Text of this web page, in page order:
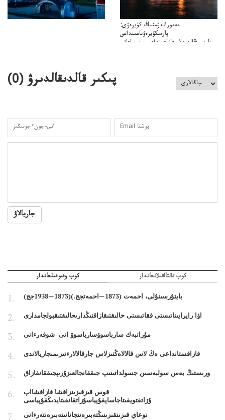
مەموراندۋمنىڭ كۇيرەۋى:
پارسكۇيرەۋىاعىنداعى
پارسى&الەمدشىعاناعىنداعىسىن ساعاتى
پىكىر قالدىقالدىرۋ (0
)
جاريالاۋ
كوپ وقىوقىلعاندار كوپ تالتالقىلانعاندار
بايتۇرسىنۇلى، احمەت (1873—احمەتجج.)(1873—1938جج)
اۋا رايرايىناتىستى ققاتىستى حالىقتىقازاقتىڭدارىحالىقتىقبولجامدارى
مۇراتبەك سارباسوۆسارباسوۆ انى–شوفەرءانى
قازاقستانداعى ەڭ لاس قالالاەڭتىزلاس جارقالالارءتىزىمىجاريالاندى
ورىستىڭ بەس سولبەسىن جسولداتىنىپ جىققانجالعىزۇرىپجىققانقازاق
قوس قىزقىزىنزاقشا قازاقشااپ
ۇزاتقتويقىتاجاساپقۇپياسۇزاتقانقىتايدىڭقۇپياسى
نوعاي قىزىنقىزىنىڭتەبىرەنتجانانىتەبىرەنتەرءانى